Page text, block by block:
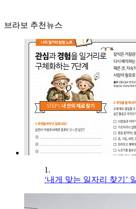
브라보 추천뉴스
1.
‘내게 맞는 일자리 찾기’